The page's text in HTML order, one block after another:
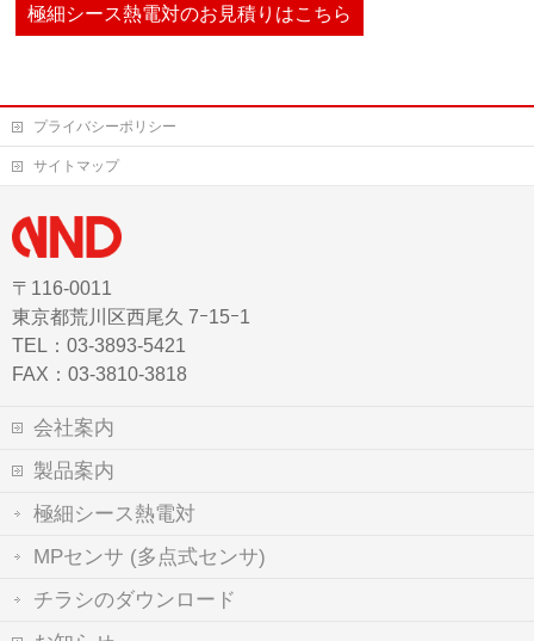
極細シース熱電対のお見積りはこちら
プライバシーポリシー
サイトマップ
〒116-0011
東京都荒川区西尾久 7ｰ15ｰ1
TEL：03-3893-5421
FAX：03-3810-3818
会社案内
製品案内
極細シース熱電対
MPセンサ (多点式センサ)
チラシのダウンロード